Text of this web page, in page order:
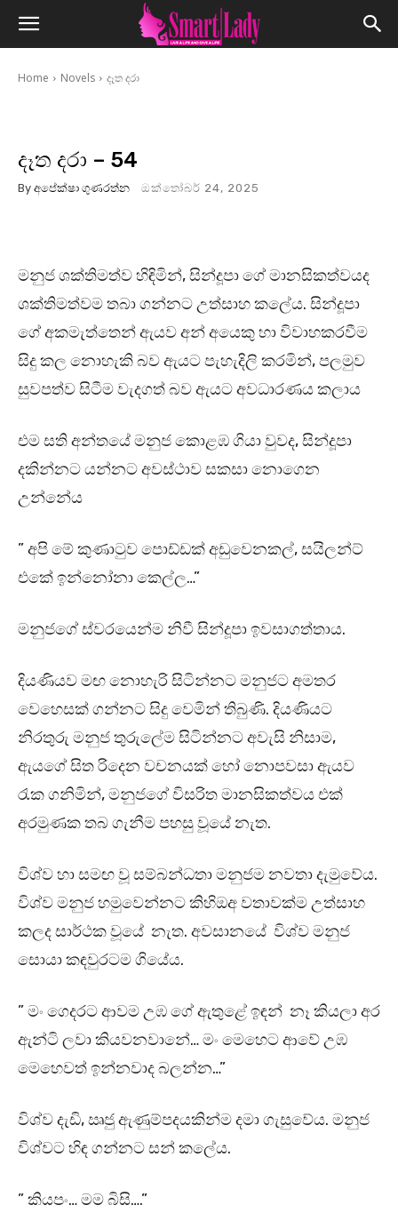
Home Novels දෑත දරා
දෑත දරා – 54
By අපේක්ෂා ගුණරත්න ඔක්තෝබර් 24, 2025
මනුජ ශක්තිමත්ව හිඳිමින්, සින්දූපා ගේ මානසිකත්වයද
ශක්තිමත්වම තබා ගන්නට උත්සාහ කලේය. සින්දූපා
ගේ අකමැත්තෙන් ඇයව අන් අයෙකු හා විවාහකරවීම
සිදු කල නොහැකි බව ඇයට පැහැදිලි කරමින්, පලමුව
සුවපත්ව සිටීම වැදගත් බව ඇයට අවධාරණය කලාය
එම සති අන්තයේ මනුජ කොළඹ ගියා වුවද, සින්දූපා
දකින්නට යන්නට අවස්ථාව සකසා නොගෙන
උන්නේය
” අපි මේ කුණාටුව පොඩ්ඩක් අඩුවෙනකල්, සයිලන්ට්
එකේ ඉන්නෝනා කෙල්ල…”
මනුජගේ ස්වරයෙන්ම නිවී සින්දූපා ඉවසාගත්තාය.
දියණියව මඟ නොහැරි සිටින්නට මනුජට අමතර
වෙහෙසක් ගන්නට සිදු වෙමින් තිබුණි. දියණියට
නිරතුරු මනුජ තුරුලේම සිටින්නට අවැසි නිසාම,
ඇයගේ සිත රිදෙන වචනයක් හෝ නොපවසා ඇයව
රැක ගනිමින්, මනුජගේ විසරිත මානසිකත්වය එක්
අරමුණක තබ ගැනීම පහසු වූයේ නැත.
විශ්ව හා සමඟ වූ සම්බන්ධතා මනුජම නවතා දැමුවේය.
විශ්ව මනුජ හමුවෙන්නට කිහිඔඅ වතාවක්ම උත්සාහ
කලද සාර්ථක වූයේ නැත. අවසානයේ විශ්ව මනුජ
සොයා කඳවුරටම ගියේය.
” මං ගෙදරට ආවම උඹ ගේ ඇතුළේ ඉඳන් නෑ කියලා අර
ඇන්ටි ලවා කියවනවානේ… මං මෙහෙට ආවේ උඹ
මෙහෙවත් ඉන්නවාද බලන්න…”
විශ්ව දැඩි, ඍජු ඇණුම්පදයකින්ම දමා ගැසුවේය. මනුජ
විශ්වට හිඳ ගන්නට සන් කලේය.
” කියපං… මම බිසි….”